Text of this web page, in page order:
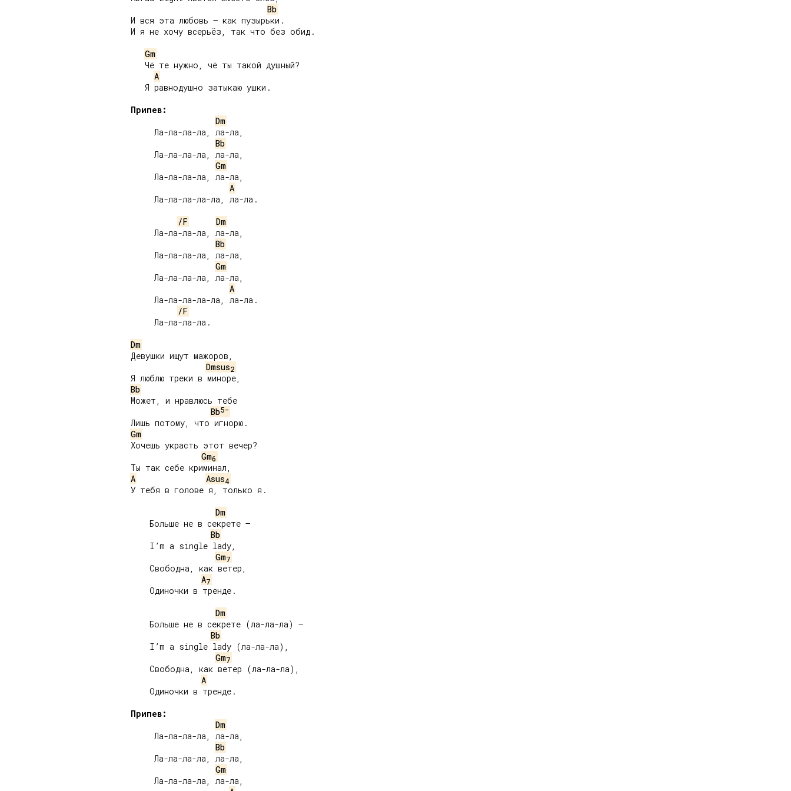
Bb
И вся эта любовь – как пузырьки.
И я не хочу всерьёз, так что без обид.
Gm
   Чё те нужно, чё ты такой душный?
A
   Я равнодушно затыкаю ушки.
Припев:
Dm
     Ла-ла-ла-ла, ла-ла,
Bb
     Ла-ла-ла-ла, ла-ла,
Gm
     Ла-ла-ла-ла, ла-ла,
A
     Ла-ла-ла-ла-ла, ла-ла.
/F
Dm
     Ла-ла-ла-ла, ла-ла,
Bb
     Ла-ла-ла-ла, ла-ла,
Gm
     Ла-ла-ла-ла, ла-ла,
A
     Ла-ла-ла-ла-ла, ла-ла.
/F
     Ла-ла-ла-ла.
Dm
Девушки ищут мажоров,
Dmsus2
Bb
Может, и нравлюсь тебе
Bb5-
Gm
Хочешь украсть этот вечер?
Gm6
A
Asus4
У тебя в голове я, только я.
Dm
    Больше не в секрете –
Bb
    I’m a single lady,
Gm7
    Свободна, как ветер,
A7
    Одиночки в тренде.
Dm
    Больше не в секрете (ла-ла-ла) –
Bb
    I’m a single lady (ла-ла-ла),
Gm7
    Свободна, как ветер (ла-ла-ла),
A
    Одиночки в тренде.
Припев:
Dm
     Ла-ла-ла-ла, ла-ла,
Bb
     Ла-ла-ла-ла, ла-ла,
Gm
     Ла-ла-ла-ла, ла-ла,